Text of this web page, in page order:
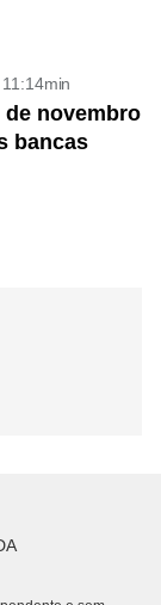
de novembro
bancas